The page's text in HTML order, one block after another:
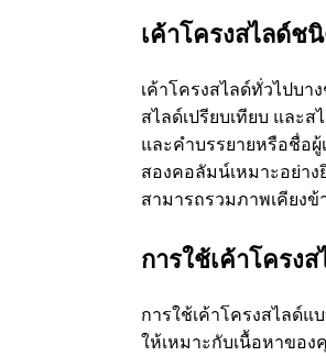
เค้าโครงสไลด์ช
เค้าโครงสไลด์ทั่วไปบ
สไลด์เปรียบเทียบ และ
และคําบรรยายหรือชื่อ
สองคอลัมน์เหมาะอย่า
สามารถรวมภาพเคียง
การใช้เค้าโครง
การใช้เค้าโครงสไลด์แ
ให้เหมาะกับเนื้อหาขอ